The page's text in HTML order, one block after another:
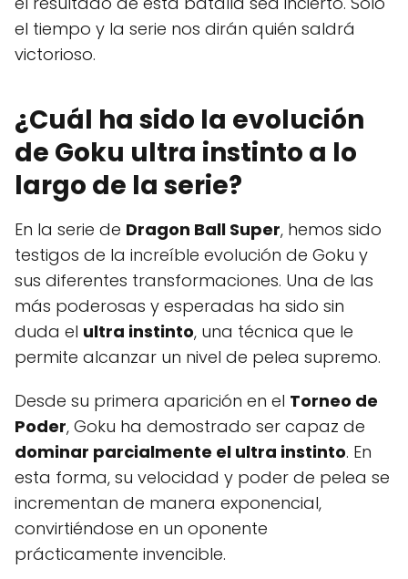
el tiempo y la serie nos dirán quién saldrá
victorioso.
¿Cuál ha sido la evolución
de Goku ultra instinto a lo
largo de la serie?
En la serie de Dragon Ball Super, hemos sido
testigos de la increíble evolución de Goku y
sus diferentes transformaciones. Una de las
más poderosas y esperadas ha sido sin
duda el ultra instinto, una técnica que le
permite alcanzar un nivel de pelea supremo.
Desde su primera aparición en el Torneo de
Poder, Goku ha demostrado ser capaz de
dominar parcialmente el ultra instinto. En
esta forma, su velocidad y poder de pelea se
incrementan de manera exponencial,
convirtiéndose en un oponente
prácticamente invencible.